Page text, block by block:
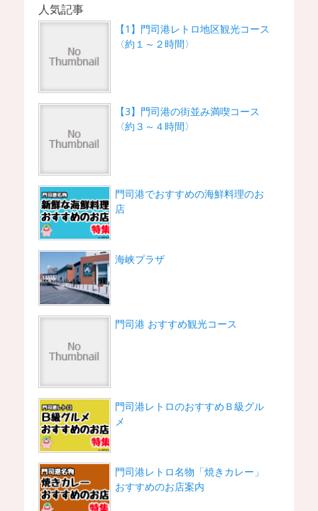
人気記事
【1】門司港レトロ地区観光コース
〈約１～２時間〉
【3】門司港の街並み満喫コース
〈約３～４時間〉
門司港でおすすめの海鮮料理のお
店
海峡プラザ
門司港 おすすめ観光コース
門司港レトロのおすすめＢ級グル
メ
門司港レトロ名物「焼きカレー」
おすすめのお店案内